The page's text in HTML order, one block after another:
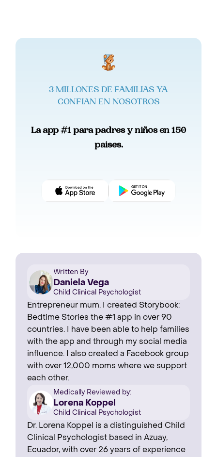
3 MILLONES DE FAMILIAS YA
CONFIAN EN NOSOTROS
La app #1 para padres y niños en 150
paises.
Written By
Daniela Vega
Child Clinical Psychologist
Entrepreneur mum. I created Storybook:
Bedtime Stories the #1 app in over 90
countries. I have been able to help families
with the app and through my social media
influence. I also created a Facebook group
with over 12,000 moms where we support
each other.
Medically Reviewed by:
Lorena Koppel
Child Clinical Psychologist
Dr. Lorena Koppel is a distinguished Child
Clinical Psychologist based in Azuay,
Ecuador, with over 26 years of experience